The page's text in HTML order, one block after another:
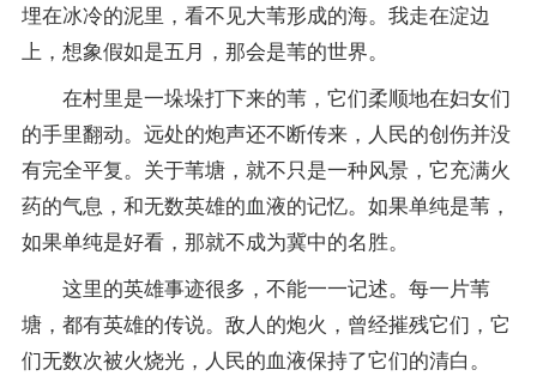
埋在冰冷的泥里，看不见大苇形成的海。我走在淀边
上，想象假如是五月，那会是苇的世界。
在村里是一垛垛打下来的苇，它们柔顺地在妇女们
的手里翻动。远处的炮声还不断传来，人民的创伤并没
有完全平复。关于苇塘，就不只是一种风景，它充满火
药的气息，和无数英雄的血液的记忆。如果单纯是苇，
如果单纯是好看，那就不成为冀中的名胜。
这里的英雄事迹很多，不能一一记述。每一片苇
塘，都有英雄的传说。敌人的炮火，曾经摧残它们，它
们无数次被火烧光，人民的血液保持了它们的清白。